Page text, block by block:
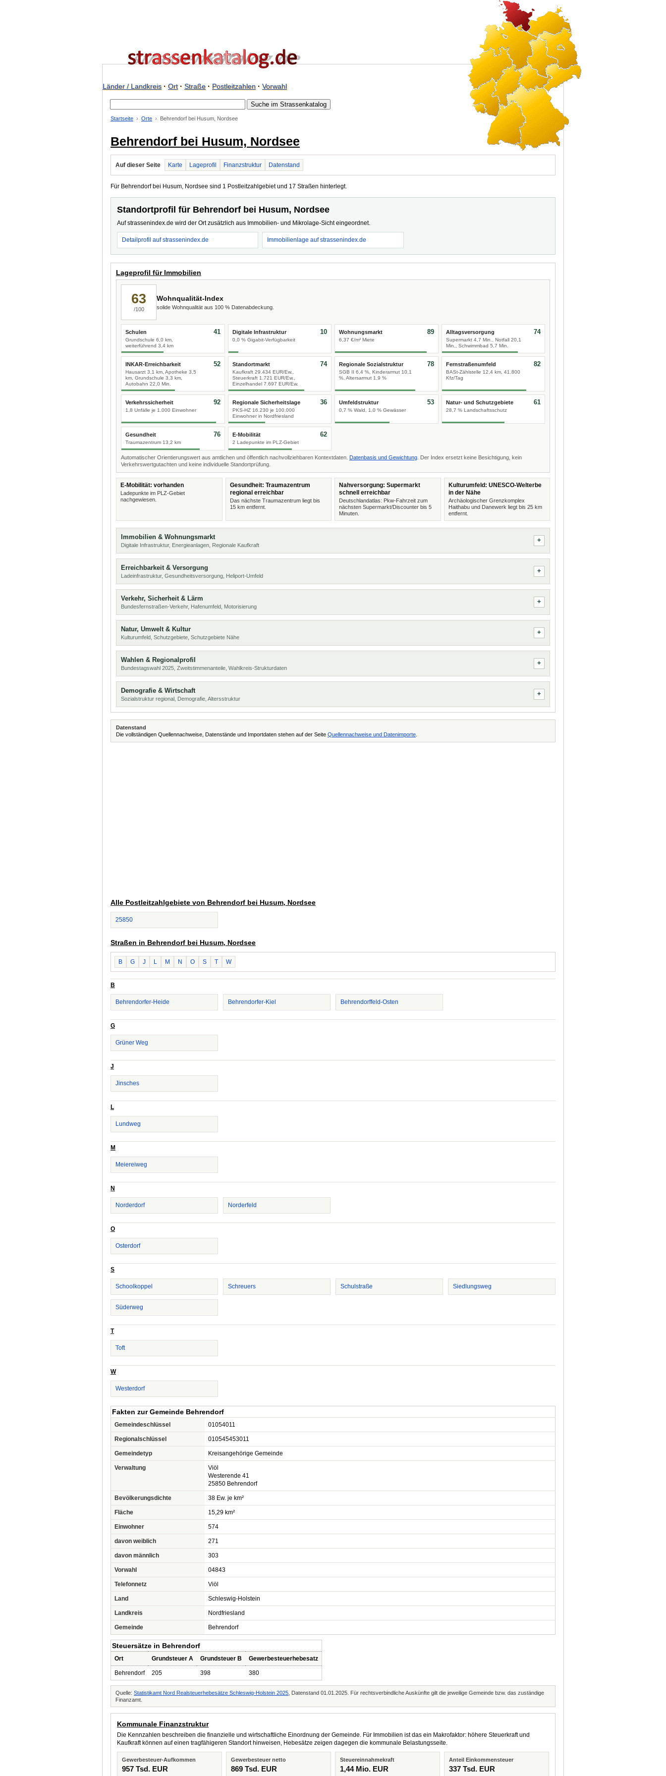
Länder / Landkreis· Ort· Straße· Postleitzahlen· Vorwahl
Startseite Orte Behrendorf bei Husum, Nordsee
Behrendorf bei Husum, Nordsee
Auf dieser Seite Karte Lageprofil Finanzstruktur Datenstand
Für Behrendorf bei Husum, Nordsee sind 1 Postleitzahlgebiet und 17 Straßen hinterlegt.
Standortprofil für Behrendorf bei Husum, Nordsee
Auf strassenindex.de wird der Ort zusätzlich aus Immobilien- und Mikrolage-Sicht eingeordnet.
Detailprofil auf strassenindex.de Immobilienlage auf strassenindex.de
Lageprofil für Immobilien
63
/100
Wohnqualität-Index
solide Wohnqualität aus 100 % Datenabdeckung.
Schulen
Grundschule 6,0 km,
weiterführend 3,4 km
41 Digitale Infrastruktur
0,0 % Gigabit-Verfügbarkeit
10 Wohnungsmarkt
6,37 €/m² Miete
89 Alltagsversorgung
Supermarkt 4,7 Min., Notfall 20,1
Min., Schwimmbad 5,7 Min.
74
INKAR-Erreichbarkeit
Hausarzt 3,1 km, Apotheke 3,5
km, Grundschule 3,3 km,
Autobahn 22,0 Min.
52 Standortmarkt
Kaufkraft 29.434 EUR/Ew.,
Steuerkraft 1.721 EUR/Ew.,
Einzelhandel 7.697 EUR/Ew.
74 Regionale Sozialstruktur
SGB II 6,4 %, Kinderarmut 10,1
%, Altersarmut 1,9 %
78 Fernstraßenumfeld
BASt-Zählstelle 12,4 km, 41.800
Kfz/Tag
82
Verkehrssicherheit
1,8 Unfälle je 1.000 Einwohner
92 Regionale Sicherheitslage
PKS-HZ 16.230 je 100.000
Einwohner in Nordfriesland
36 Umfeldstruktur
0,7 % Wald, 1,0 % Gewässer
53 Natur- und Schutzgebiete
28,7 % Landschaftsschutz
61
Gesundheit
Traumazentrum 13,2 km
76 E-Mobilität
2 Ladepunkte im PLZ-Gebiet
62
Automatischer Orientierungswert aus amtlichen und öffentlich nachvollziehbaren Kontextdaten. Datenbasis und Gewichtung . Der Index ersetzt keine Besichtigung, kein
Verkehrswertgutachten und keine individuelle Standortprüfung.
E-Mobilität: vorhanden
Ladepunkte im PLZ-Gebiet
nachgewiesen.
Gesundheit: Traumazentrum
regional erreichbar
Das nächste Traumazentrum liegt bis
15 km entfernt.
Nahversorgung: Supermarkt
schnell erreichbar
Deutschlandatlas: Pkw-Fahrzeit zum
nächsten Supermarkt/Discounter bis 5
Minuten.
Kulturumfeld: UNESCO-Welterbe
in der Nähe
Archäologischer Grenzkomplex
Haithabu und Danewerk liegt bis 25 km
entfernt.
Immobilien & Wohnungsmarkt
Digitale Infrastruktur, Energieanlagen, Regionale Kaufkraft
Erreichbarkeit & Versorgung
Ladeinfrastruktur, Gesundheitsversorgung, Heliport-Umfeld
Verkehr, Sicherheit & Lärm
Bundesfernstraßen-Verkehr, Hafenumfeld, Motorisierung
Natur, Umwelt & Kultur
Kulturumfeld, Schutzgebiete, Schutzgebiete Nähe
Wahlen & Regionalprofil
Bundestagswahl 2025, Zweitstimmenanteile, Wahlkreis-Strukturdaten
Demografie & Wirtschaft
Sozialstruktur regional, Demografie, Altersstruktur
Datenstand
Die vollständigen Quellennachweise, Datenstände und Importdaten stehen auf der Seite Quellennachweise und Datenimporte
Alle Postleitzahlgebiete von Behrendorf bei Husum, Nordsee
25850
Straßen in Behrendorf bei Husum, Nordsee
B G J L M N O S T W
B
Behrendorfer-Heide Behrendorfer-Kiel Behrendorffeld-Osten
G
Grüner Weg
J
Jinsches
L
Lundweg
M
Meiereiweg
N
Norderdorf Norderfeld
O
Osterdorf
S
Schoolkoppel Schreuers Schulstraße Siedlungsweg
Süderweg
T
Toft
W
Westerdorf
Fakten zur Gemeinde Behrendorf
Gemeindeschlüssel 01054011
Regionalschlüssel 010545453011
Gemeindetyp Kreisangehörige Gemeinde
Verwaltung
Viöl
Westerende 41
25850 Behrendorf
Bevölkerungsdichte 38 Ew. je km²
Fläche 15,29 km²
Einwohner 574
davon weiblich 271
davon männlich 303
Vorwahl 04843
Telefonnetz Viöl
Land Schleswig-Holstein
Landkreis Nordfriesland
Gemeinde Behrendorf
Steuersätze in Behrendorf
Ort Grundsteuer A Grundsteuer B Gewerbesteuerhebesatz
Behrendorf 205 398 380
Quelle: Statistikamt Nord Realsteuerhebesätze Schleswig-Holstein 2025 , Datenstand 01.01.2025. Für rechtsverbindliche Auskünfte gilt die jeweilige Gemeinde bzw. das zuständige
Finanzamt.
Kommunale Finanzstruktur
Die Kennzahlen beschreiben die finanzielle und wirtschaftliche Einordnung der Gemeinde. Für Immobilien ist das ein Makrofaktor: höhere Steuerkraft und
Kaufkraft können auf einen tragfähigeren Standort hinweisen, Hebesätze zeigen dagegen die kommunale Belastungsseite.
Gewerbesteuer-Aufkommen
957 Tsd. EUR
Gewerbesteuer netto
869 Tsd. EUR
Steuereinnahmekraft
1,44 Mio. EUR
Anteil Einkommensteuer
337 Tsd. EUR